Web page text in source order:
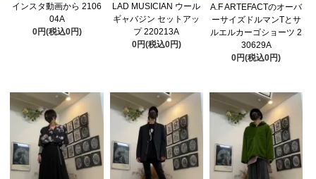
インスタ動画から 2106
04A
0円(税込0円)
LAD MUSICIAN ウール
ギャバジン セットアッ
プ 220213A
0円(税込0円)
A.F ARTEFACTのオーバ
ーサイズドルマンTとサ
ルエルカーゴショーツ 2
30629A
0円(税込0円)